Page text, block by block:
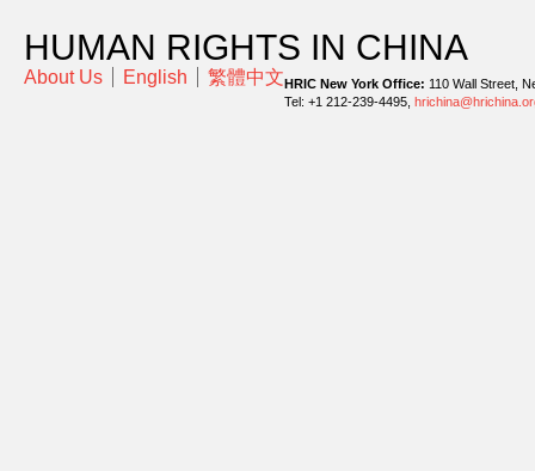
HUMAN RIGHTS IN CHINA
About Us English 繁體中文HRIC New York Office: 110 Wall Street,
Tel: +1 212-239-4495,